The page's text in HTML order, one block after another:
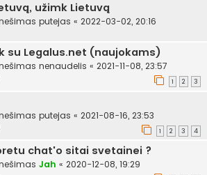
užimk Lietuvą
putejas « 2022-03-02, 20:16
su Legalus.net (naujokams)
nenaudelis « 2021-11-08, 23:57
1 2 3
putejas « 2021-08-16, 23:53
1 2 3 4
chat'o sitai svetainei ?
Jah « 2020-12-08, 19:29